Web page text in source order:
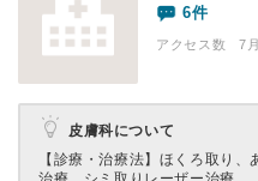
6件
アクセス数 7
皮膚科について
【診療・治療法】 ほくろ取り、